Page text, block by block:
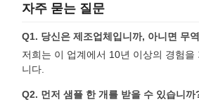
자주 묻는 질문
Q1. 당신은 제조업체입니까, 아니면 무
저희는 이 업계에서 10년 이상의 경험을
니다.
Q2. 먼저 샘플 한 개를 받을 수 있습니